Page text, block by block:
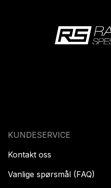
KUNDESERVICE
Kontakt oss
Vanlige spørsmål (FAQ)